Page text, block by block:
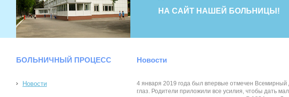
НА САЙТ НАШЕЙ БОЛЬНИЦЫ!
БОЛЬНИЧНЫЙ ПРОЦЕСС
Новости
Новости
4 января 2019 года был впервые отмечен Всемирный
глаз. Родители приложили все усилия, чтобы дать